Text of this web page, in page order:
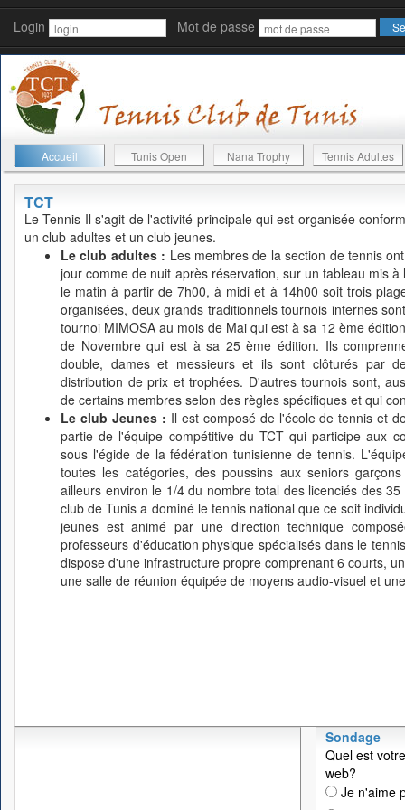
Login Mot de passe
Accueil Tunis Open Nana Trophy Tennis Adultes
TCT
Le Tennis Il s'agit de l'activité principale qui est organisée
un club adultes et un club jeunes.
Le club adultes : Les membres de la section de tennis
jour comme de nuit après réservation, sur un tableau mis
le matin à partir de 7h00, à midi et à 14h00 soit trois
organisées, deux grands traditionnels tournois internes
tournoi MIMOSA au mois de Mai qui est à sa 12 ème
de Novembre qui est à sa 25 ème édition. Ils
double, dames et messieurs et ils sont clôturés par
distribution de prix et trophées. D'autres tournois sont,
de certains membres selon des règles spécifiques et qui
Le club Jeunes : Il est composé de l'école de tennis et
partie de l'équipe compétitive du TCT qui participe aux
sous l'égide de la fédération tunisienne de tennis.
toutes les catégories, des poussins aux seniors
ailleurs environ le 1/4 du nombre total des licenciés des
club de Tunis a dominé le tennis national que ce soit
jeunes est animé par une direction technique
professeurs d'éducation physique spécialisés dans le
dispose d'une infrastructure propre comprenant 6 courts,
une salle de réunion équipée de moyens audio-visuel et
Sondage
Quel est
web?
Je n'aime